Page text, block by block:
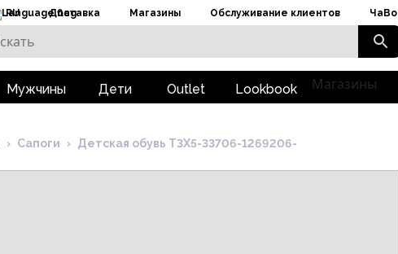
RU Доставка Магазины Обслуживание клиентов ЧаВо
Мужчины Дети Outlet Lookbook Магазины
› Сапоги › Детская обувь T3X5-33706-1269206-